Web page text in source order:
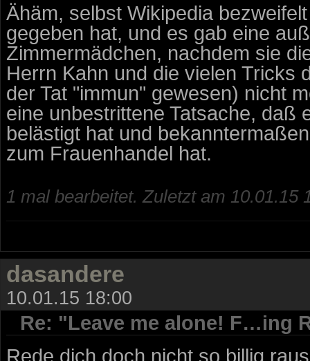
Ähäm, selbst Wikipedia
gegeben hat, und es gab eine
Zimmermädchen, nachdem sie
Herrn Kahn und die vielen Tricks
der Tat "immun" gewesen) nicht
eine unbestrittene Tatsache, daß
belästigt hat und
zum Frauenhandel hat.
1 mal bearbeitet. Zuletzt am 10.01.15
dasandere
10.01.15 18:00
Re: "Leave me alone! F…ing
Rede dich doch nicht so billig